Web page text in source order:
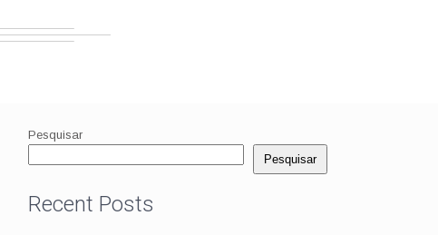
Pesquisar
Pesquisar
Recent Posts